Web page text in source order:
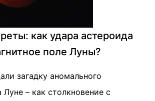
как удара астероида
поле Луны?
загадку аномального
Луне – как столкновение с